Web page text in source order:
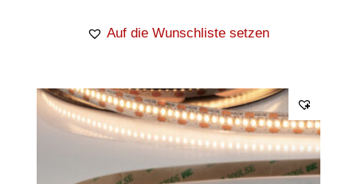
Auf die Wunschliste setzen